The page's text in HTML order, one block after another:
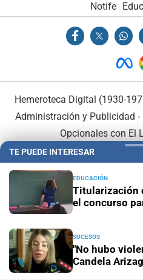
Notife
Hemeroteca Digital (1930-
Administración y Publicidad -
Opcionales con El
En
TE PUEDE INTERESAR
EDUCACIÓN
Titularización
el concurso
SUCESOS
"No hubo
Candela